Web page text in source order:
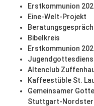
Erstkommunion
Eine-Welt-Projekt
Bibelkreis
Erstkommunion
Altenclub
Kaffeestüble St.
Gemeinsamer
Stuttgart-